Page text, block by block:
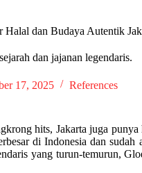
dan Budaya Autentik
dan jajanan legendaris.
17, 2025 References
hits, Jakarta juga
di Indonesia dan sudah
yang turun-temurun,